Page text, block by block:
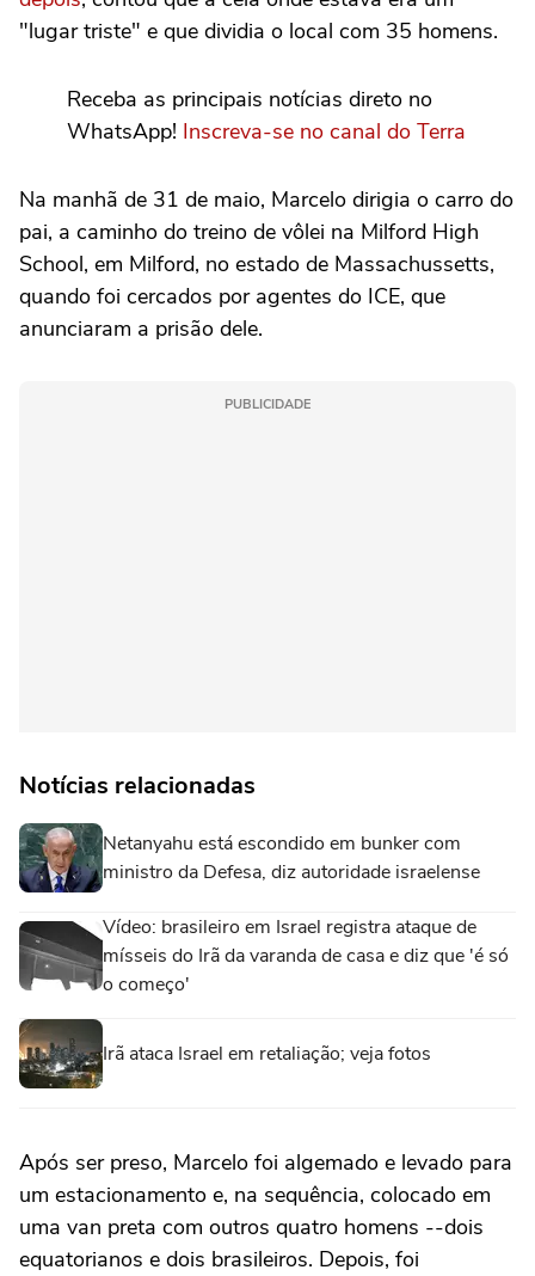
"lugar triste" e que dividia o local com 35 homens.
Receba as principais notícias direto no
WhatsApp! Inscreva-se no canal do Terra
Na manhã de 31 de maio, Marcelo dirigia o carro do
pai, a caminho do treino de vôlei na Milford High
School, em Milford, no estado de Massachussetts,
quando foi cercados por agentes do ICE, que
anunciaram a prisão dele.
PUBLICIDADE
Notícias relacionadas
Netanyahu está escondido em bunker com
ministro da Defesa, diz autoridade israelense
Vídeo: brasileiro em Israel registra ataque de
mísseis do Irã da varanda de casa e diz que 'é só
o começo'
Irã ataca Israel em retaliação; veja fotos
Após ser preso, Marcelo foi algemado e levado para
um estacionamento e, na sequência, colocado em
uma van preta com outros quatro homens --dois
equatorianos e dois brasileiros. Depois, foi